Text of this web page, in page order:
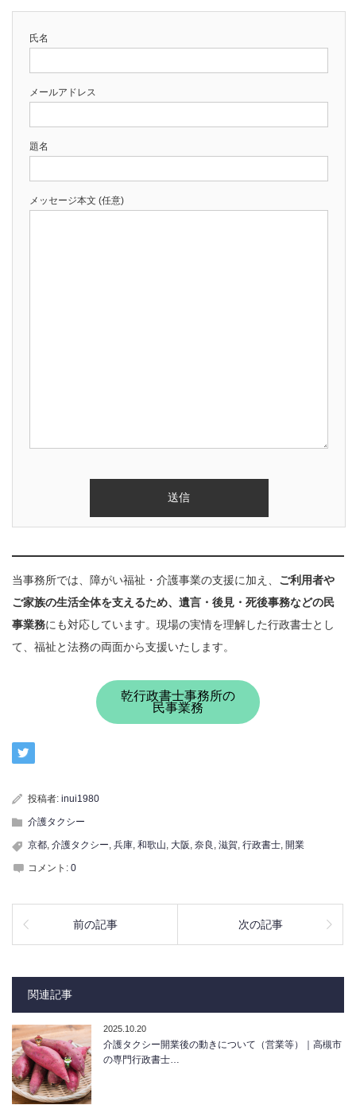
氏名
メールアドレス
題名
メッセージ本文 (任意)
当事務所では、障がい福祉・介護事業の支援に加え、 ご利用者や
ご家族の生活全体を支えるため、遺言・後見・死後事務などの民
事業務にも対応しています。現場の実情を理解した行政書士とし
て、福祉と法務の両面から支援いたします。
乾行政書士事務所の
民事業務
投稿者: inui1980
介護タクシー
京都 介護タクシー 兵庫 和歌山 大阪 奈良 滋賀 行政書士 開業
コメント: 0
前の記事 次の記事
関連記事
2025.10.20
介護タクシー開業後の動きについて（営業等）｜高槻市
の専門行政書士…